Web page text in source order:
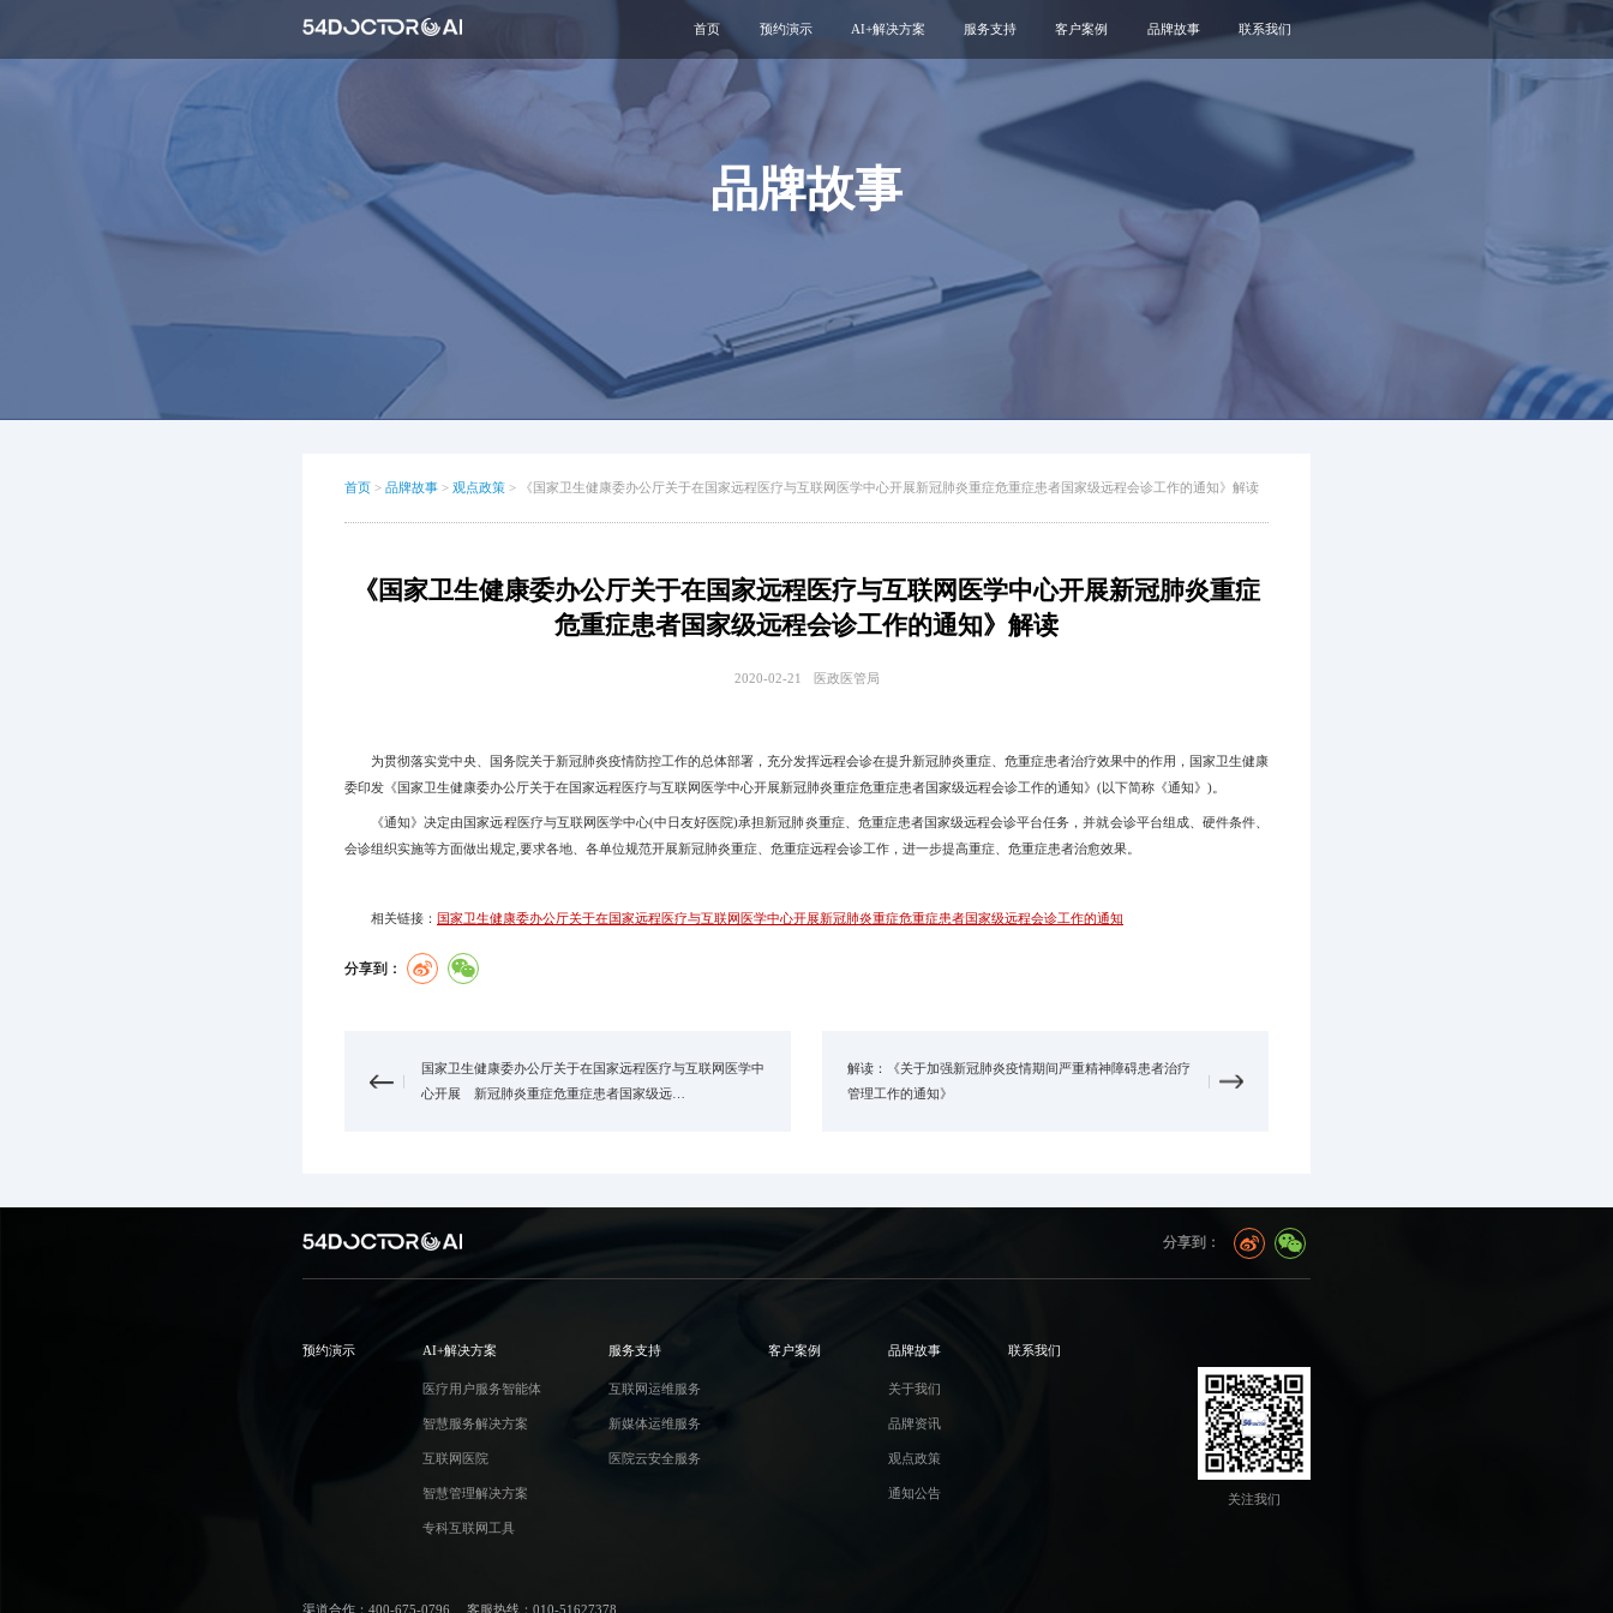
首页 预约演示 AI+解决方案
医疗用户服务智能体
互联网医院
智慧管理解决方案
服务支持
互联网运维服务
新媒体运维服务
医院云安全服务
客户案例 品牌故事
通知公告
联系我们
品牌故事
首页 > 品牌故事 > 观点政策 > 《国家卫生健康委办公厅关于在国家远程医疗与互联网医学中心开展新冠肺炎重症危重症患者国家级远程会诊工作的通知》解读
《国家卫生健康委办公厅关于在国家远程医疗与互联网医学中心开展新冠肺炎重症
危重症患者国家级远程会诊工作的通知》解读
2020-02-21 医政医管局
为贯彻落实党中央、国务院关于新冠肺炎疫情防控工作的总体部署，充分发挥远程会诊在提升新冠肺炎重症、危重症患者治疗效果中的作用，国家卫生健康
委印发《国家卫生健康委办公厅关于在国家远程医疗与互联网医学中心开展新冠肺炎重症危重症患者国家级远程会诊工作的通知》(以下简称《通知》)。
《通知》决定由国家远程医疗与互联网医学中心(中日友好医院)承担新冠肺炎重症、危重症患者国家级远程会诊平台任务，并就会诊平台组成、硬件条件、
会诊组织实施等方面做出规定,要求各地、各单位规范开展新冠肺炎重症、危重症远程会诊工作，进一步提高重症、危重症患者治愈效果。
相关链接： 国家卫生健康委办公厅关于在国家远程医疗与互联网医学中心开展新冠肺炎重症危重症患者国家级远程会诊工作的通知
分享到：
国家卫生健康委办公厅关于在国家远程医疗与互联网医学中
心开展 新冠肺炎重症危重症患者国家级远…
解读：《关于加强新冠肺炎疫情期间严重精神障碍患者治疗
管理工作的通知》
分享到：
预约演示 AI+解决方案
医疗用户服务智能体
智慧服务解决方案
互联网医院
智慧管理解决方案
专科互联网工具
服务支持
互联网运维服务
新媒体运维服务
医院云安全服务
客户案例 品牌故事
关于我们
品牌资讯
观点政策
通知公告
联系我们
关注我们
渠道合作：400-675-0796 客服热线：010-51627378